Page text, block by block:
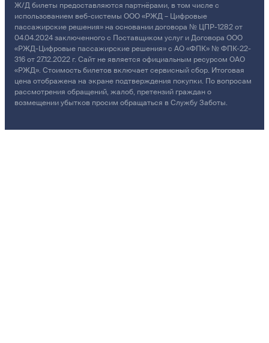
Ж/Д билеты предоставляются партнёрами, в том числе с
использованием веб-системы ООО «РЖД – Цифровые
пассажирские решения» на основании договора № ЦПР-1282 от
04.04.2024 заключенного с Поставщиком услуг и Договора ООО
«РЖД-Цифровые пассажирские решения» с АО «ФПК» № ФПК-22-
316 от 27.12.2022 г. Сайт не является официальным ресурсом ОАО
«РЖД». Стоимость билетов включает сервисный сбор. Итоговая
цена отображена на экране подтверждения покупки. По вопросам
рассмотрения обращений, жалоб, претензий граждан о
возмещении убытков просим обращаться в Службу Заботы.